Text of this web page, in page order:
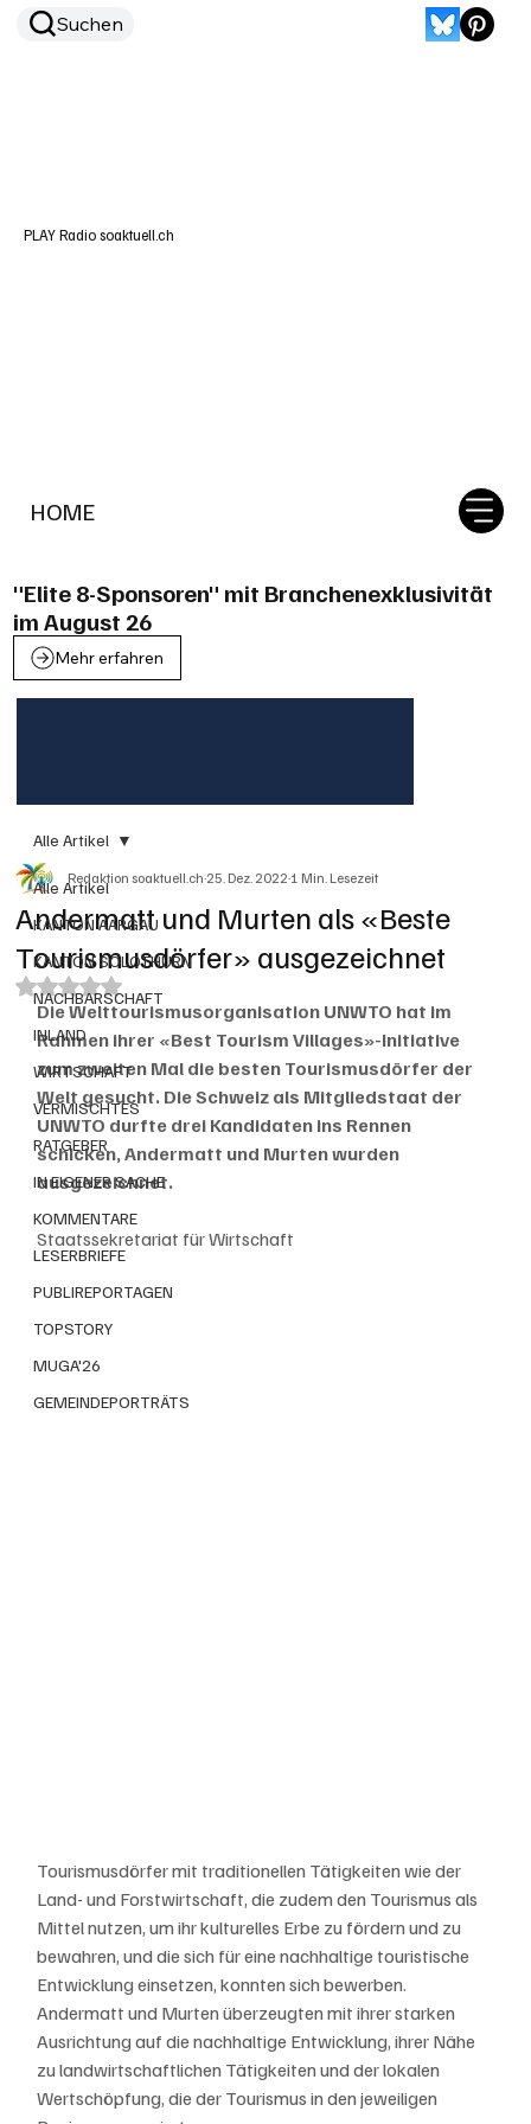
HOME
Suchen
PLAY Radio soaktuell.ch
"Elite 8-Sponsoren" mit Branchenexklusivität
im August 26
Mehr erfahren
Alle Artikel
KANTON AARGAU
KANTON SOLOTHURN
NACHBARSCHAFT
INLAND
WIRTSCHAFT
VERMISCHTES
RATGEBER
IN EIGENER SACHE
KOMMENTARE
LESERBRIEFE
PUBLIREPORTAGEN
TOPSTORY
MUGA'26
GEMEINDEPORTRÄTS
Alle Artikel
Andermatt und Murten als «Beste
Tourismusdörfer» ausgezeichnet
Redaktion soaktuell.ch25. Dez. 20221 Min. Lesezeit
Mit NaN von 5 Sternen bewertet.
Die Welttourismusorganisation UNWTO hat im
Rahmen ihrer «Best Tourism Villages»-Initiative
zum zweiten Mal die besten Tourismusdörfer der
Welt gesucht. Die Schweiz als Mitgliedstaat der
UNWTO durfte drei Kandidaten ins Rennen
schicken, Andermatt und Murten wurden
ausgezeichnet.
Staatssekretariat für Wirtschaft
Tourismusdörfer mit traditionellen Tätigkeiten wie der
Land- und Forstwirtschaft, die zudem den Tourismus als
Mittel nutzen, um ihr kulturelles Erbe zu fördern und zu
bewahren, und die sich für eine nachhaltige touristische
Entwicklung einsetzen, konnten sich bewerben.
Andermatt und Murten überzeugten mit ihrer starken
Ausrichtung auf die nachhaltige Entwicklung, ihrer Nähe
zu landwirtschaftlichen Tätigkeiten und der lokalen
Wertschöpfung, die der Tourismus in den jeweiligen